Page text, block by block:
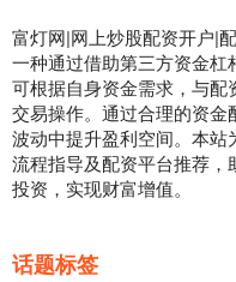
富灯网|网上炒股配资开户|
一种通过借助第三方资金
可根据自身资金需求，与
交易操作。通过合理的资
波动中提升盈利空间。本
流程指导及配资平台推荐
投资，实现财富增值。
话题标签